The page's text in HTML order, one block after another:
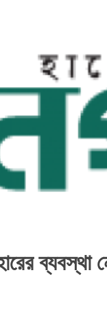
ব্যবস্থা